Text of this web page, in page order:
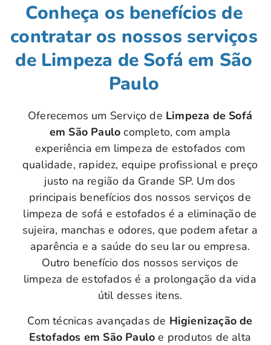
Conheça os benefícios de
contratar os nossos serviços
de Limpeza de Sofá em São
Paulo
Oferecemos um Serviço de Limpeza de Sofá
em São Paulo completo, com ampla
experiência em limpeza de estofados com
qualidade, rapidez, equipe profissional e preço
justo na região da Grande SP. Um dos
principais benefícios dos nossos serviços de
limpeza de sofá e estofados é a eliminação de
sujeira, manchas e odores, que podem afetar a
aparência e a saúde do seu lar ou empresa.
Outro benefício dos nossos serviços de
limpeza de estofados é a prolongação da vida
útil desses itens.
Com técnicas avançadas de Higienização de
Estofados em São Paulo e produtos de alta